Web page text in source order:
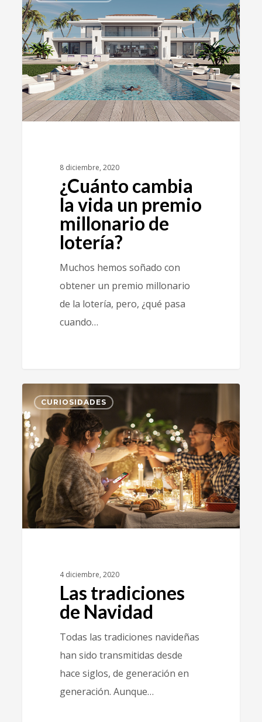
8 diciembre, 2020
¿Cuánto cambia
la vida un premio
millonario de
lotería?
Muchos hemos soñado con
obtener un premio millonario
de la lotería, pero, ¿qué pasa
cuando…
CURIOSIDADES
4 diciembre, 2020
Las tradiciones
de Navidad
Todas las tradiciones navideñas
han sido transmitidas desde
hace siglos, de generación en
generación. Aunque…
0